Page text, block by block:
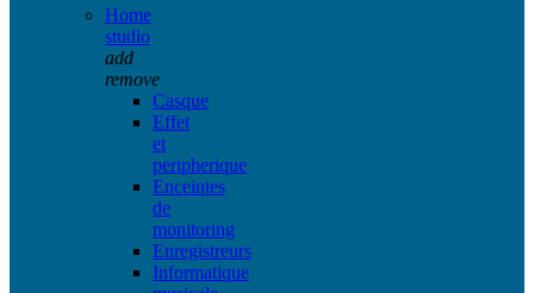
Home
studio
add
remove
Casque
Effet
et
peripherique
Enceintes
de
monitoring
Enregistreurs
Informatique